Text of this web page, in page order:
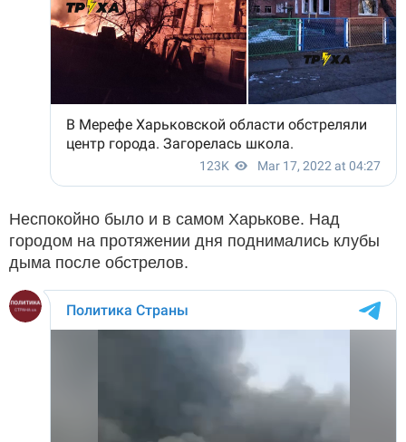
Неспокойно было и в самом Харькове. Над
городом на протяжении дня поднимались клубы
дыма после обстрелов.